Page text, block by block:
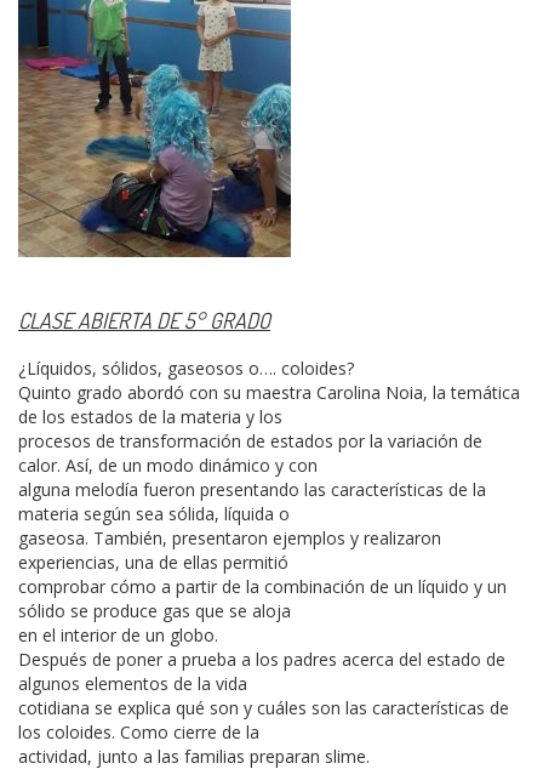
CLASE ABIERTA DE 5° GRADO
¿Líquidos, sólidos, gaseosos o…. coloides?
Quinto grado abordó con su maestra Carolina Noia, la temática
de los estados de la materia y los
procesos de transformación de estados por la variación de
calor. Así, de un modo dinámico y con
alguna melodía fueron presentando las características de la
materia según sea sólida, líquida o
gaseosa. También, presentaron ejemplos y realizaron
experiencias, una de ellas permitió
comprobar cómo a partir de la combinación de un líquido y un
sólido se produce gas que se aloja
en el interior de un globo.
Después de poner a prueba a los padres acerca del estado de
algunos elementos de la vida
cotidiana se explica qué son y cuáles son las características de
los coloides. Como cierre de la
actividad, junto a las familias preparan slime.